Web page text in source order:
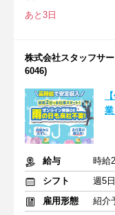
あと3日
株式会社スタッフサ
6046)
給与
時給
シフト
週5日
雇用形態
紹介